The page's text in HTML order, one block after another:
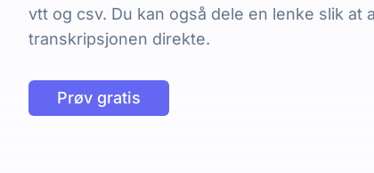
vtt og csv. Du kan også dele en lenke slik at
transkripsjonen direkte.
Prøv gratis